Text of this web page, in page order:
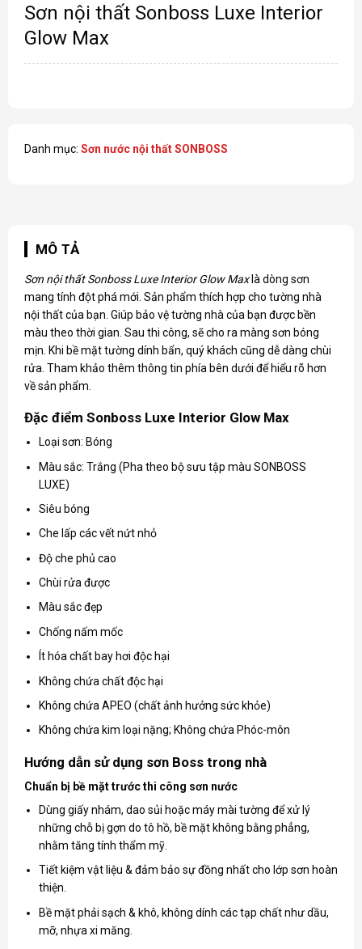
Sơn nội thất Sonboss Luxe Interior
Glow Max
Danh mục: Sơn nước nội thất SONBOSS
MÔ TẢ
Sơn nội thất SonbossLuxe Interior Glow Maxlà dòng sơn
mang tính đột phá mới. Sản phẩm thích hợp cho tường nhà
nội thất của bạn. Giúp bảo vệ tường nhà của bạn được bền
màu theo thời gian. Sau thi công, sẽ cho ra màng sơn bóng
mịn. Khi bề mặt tường dính bẩn, quý khách cũng dễ dàng chùi
rửa. Tham khảo thêm thông tin phía bên dưới để hiểu rõ hơn
về sản phẩm.
Đặc điểm Sonboss Luxe Interior Glow Max
Loại sơn: Bóng
Màu sắc: Trắng (Pha theo bộ sưu tập màu SONBOSS
LUXE)
Siêu bóng
Che lấp các vết nứt nhỏ
Độ che phủ cao
Chùi rửa được
Màu sắc đẹp
Chống nấm mốc
Ít hóa chất bay hơi độc hại
Không chứa chất độc hại
Không chứa APEO (chất ảnh hưởng sức khỏe)
Không chứa kim loại nặng; Không chứa Phóc-môn
Hướng dẫn sử dụng sơn Boss trong nhà
Chuẩn bị bề mặt trước thi công sơn nước
Dùng giấy nhám, dao sủi hoặc máy mài tường để xử lý
những chỗ bị gợn do tô hồ, bề mặt không bằng phẳng,
nhằm tăng tính thẩm mỹ.
Tiết kiệm vật liệu & đảm bảo sự đồng nhất cho lớp sơn hoàn
thiện.
Bề mặt phải sạch & khô, không dính các tạp chất như dầu,
mỡ, nhựa xi măng.